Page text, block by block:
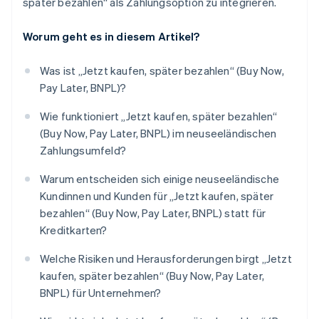
Worum geht es in diesem Artikel?
Was ist „Jetzt kaufen, später bezahlen“ (Buy Now,
Pay Later, BNPL)?
Wie funktioniert „Jetzt kaufen, später bezahlen“
(Buy Now, Pay Later, BNPL) im neuseeländischen
Zahlungsumfeld?
Warum entscheiden sich einige neuseeländische
Kundinnen und Kunden für „Jetzt kaufen, später
bezahlen“ (Buy Now, Pay Later, BNPL) statt für
Kreditkarten?
Welche Risiken und Herausforderungen birgt „Jetzt
kaufen, später bezahlen“ (Buy Now, Pay Later,
BNPL) für Unternehmen?